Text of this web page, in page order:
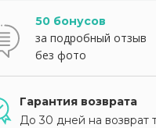
50 бонусов
за подробный отзыв
без фото
Гарантия возврата
До 30 дней на возврат